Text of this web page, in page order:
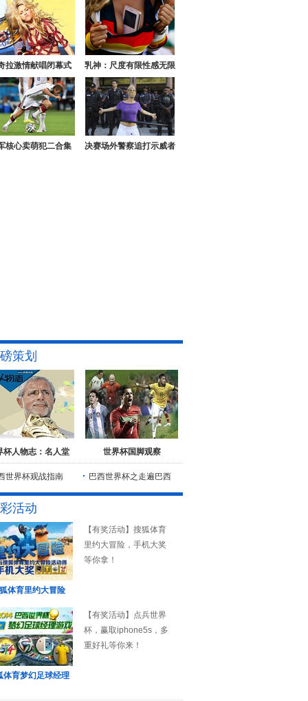
拉激情献唱闭幕式 乳神：尺度有限性感无限
核心卖萌犯二合集 决赛场外警察追打示威者
策划
杯人物志：名人堂 世界杯国脚观察
世界杯观战指南 巴西世界杯之走遍巴西
活动
体育里约大冒险
【有奖活动】搜狐体育
里约大冒险，手机大奖
等你拿！
体育梦幻足球经理
【有奖活动】点兵世界
杯，赢取iphone5s，多
重好礼等你来！